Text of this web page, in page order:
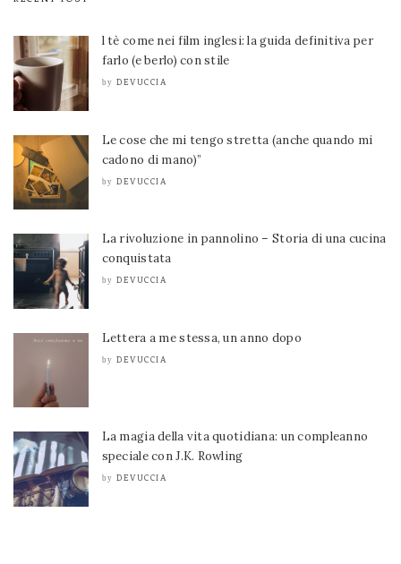
l tè come nei film inglesi: la guida definitiva per
farlo (e berlo) con stile
by DEVUCCIA
Le cose che mi tengo stretta (anche quando mi
cadono di mano)”
by DEVUCCIA
La rivoluzione in pannolino – Storia di una cucina
conquistata
by DEVUCCIA
Lettera a me stessa, un anno dopo
by DEVUCCIA
La magia della vita quotidiana: un compleanno
speciale con J.K. Rowling
by DEVUCCIA